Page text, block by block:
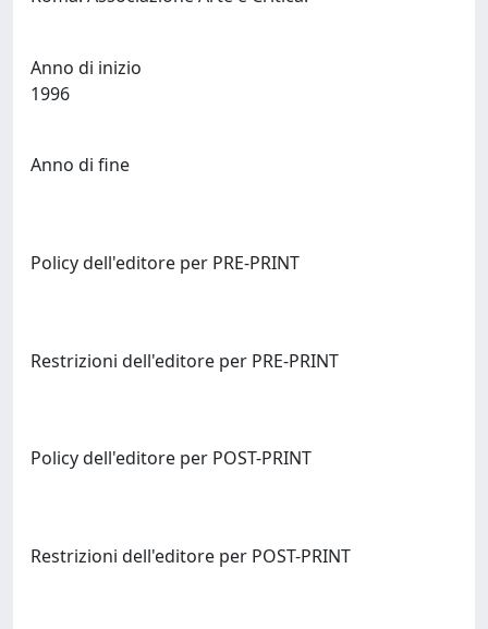
Anno di inizio
Anno di fine
Policy dell'editore per PRE-PRINT
Restrizioni dell'editore per PRE-PRINT
Policy dell'editore per POST-PRINT
Restrizioni dell'editore per POST-PRINT